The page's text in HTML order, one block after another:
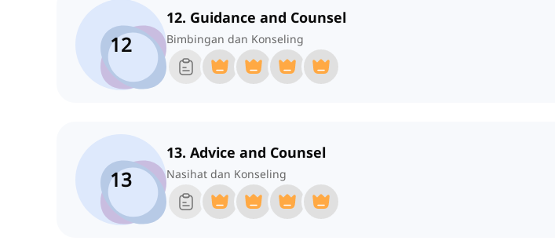
12
12. Guidance and Counsel
Bimbingan dan Konseling
13
13. Advice and Counsel
Nasihat dan Konseling